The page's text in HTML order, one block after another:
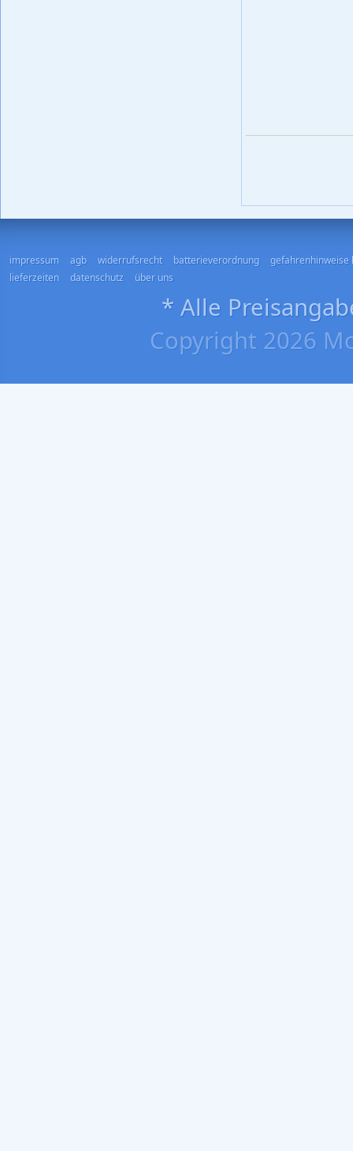
impressum agb widerrufsrecht batterieverordnung
gefahrenhinweise
lieferzeiten
datenschutz über uns
* Alle
Copyright 2026